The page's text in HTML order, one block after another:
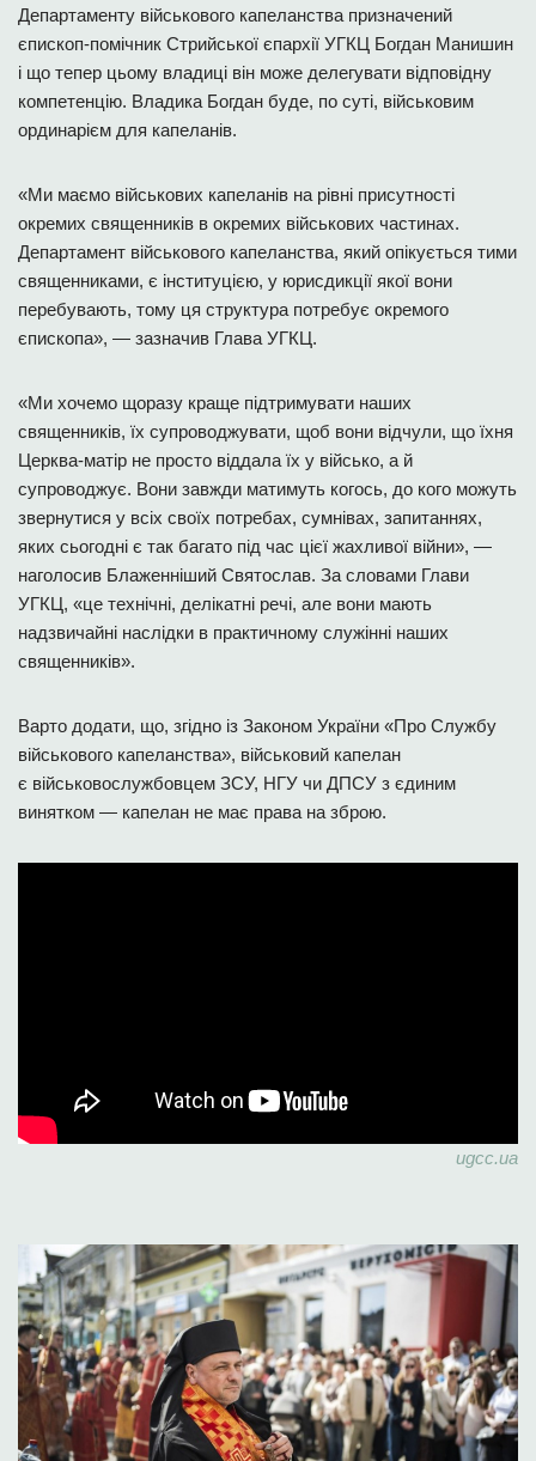
Департаменту військового капеланства призначений
єпископ-помічник Стрийської єпархії УГКЦ Богдан Манишин
і що тепер цьому владиці він може делегувати відповідну
компетенцію. Владика Богдан буде, по суті, військовим
ординарієм для капеланів.
«Ми маємо військових капеланів на рівні присутності
окремих священників в окремих військових частинах.
Департамент військового капеланства, який опікується тими
священниками, є інституцією, у юрисдикції якої вони
перебувають, тому ця структура потребує окремого
єпископа», — зазначив Глава УГКЦ.
«Ми хочемо щоразу краще підтримувати наших
священників, їх супроводжувати, щоб вони відчули, що їхня
Церква-матір не просто віддала їх у військо, а й
супроводжує. Вони завжди матимуть когось, до кого можуть
звернутися у всіх своїх потребах, сумнівах, запитаннях,
яких сьогодні є так багато під час цієї жахливої війни», —
наголосив Блаженніший Святослав. За словами Глави
УГКЦ, «це технічні, делікатні речі, але вони мають
надзвичайні наслідки в практичному служінні наших
священників».
Варто додати, що, згідно із Законом України «Про Службу
військового капеланства», військовий капелан
є військовослужбовцем ЗСУ, НГУ чи ДПСУ з єдиним
винятком — капелан не має права на зброю.
ugcc.ua